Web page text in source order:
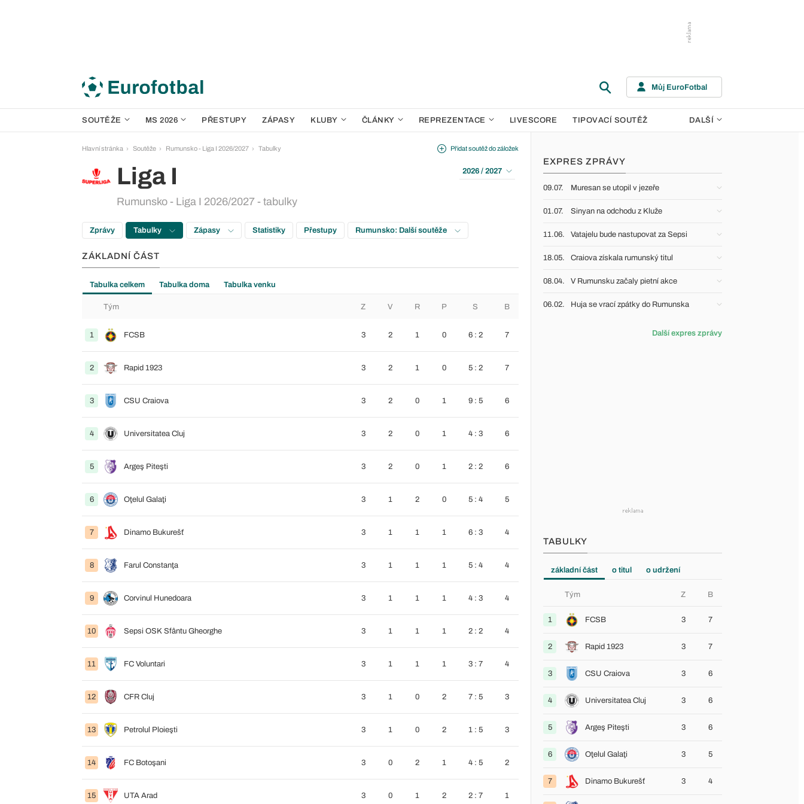
Můj EuroFotbal
SOUTĚŽE MS 2026 PŘESTUPY ZÁPASY KLUBY ČLÁNKY REPREZENTACE LIVESCORE TIPOVACÍ SOUTĚŽ DALŠÍ
Hlavní stránka Soutěže Rumunsko - Liga I 2026/2027 Tabulky
Liga I
Rumunsko - Liga I 2026/2027 - tabulky
Přidat soutěž do záložek
2026 / 2027
Zprávy Tabulky Zápasy Statistiky Přestupy Rumunsko: Další soutěže
ZÁKLADNÍ ČÁST
Tabulka celkem Tabulka doma Tabulka venku
Tým Z V R P S B
1 FCSB 3 2 1 0 6 : 2 7
2 Rapid 1923 3 2 1 0 5 : 2 7
3 CSU Craiova 3 2 0 1 9 : 5 6
4 Universitatea Cluj 3 2 0 1 4 : 3 6
5 Argeş Piteşti 3 2 0 1 2 : 2 6
6 Oţelul Galaţi 3 1 2 0 5 : 4 5
7 Dinamo Bukurešť 3 1 1 1 6 : 3 4
8 Farul Constanţa 3 1 1 1 5 : 4 4
9 Corvinul Hunedoara 3 1 1 1 4 : 3 4
10 Sepsi OSK Sfântu Gheorghe 3 1 1 1 2 : 2 4
11 FC Voluntari 3 1 1 1 3 : 7 4
12 CFR Cluj 3 1 0 2 7 : 5 3
13 Petrolul Ploieşti 3 1 0 2 1 : 5 3
14 FC Botoşani 3 0 2 1 4 : 5 2
15 UTA Arad 3 0 1 2 2 : 7 1
EXPRES ZPRÁVY
09.07. Muresan se utopil v jezeře
01.07. Sinyan na odchodu z Kluže
11.06. Vatajelu bude nastupovat za Sepsi
18.05. Craiova získala rumunský titul
08.04. V Rumunsku začaly pietní akce
06.02. Huja se vrací zpátky do Rumunska
Další expres zprávy
TABULKY
základní část o titul o udržení
Tým Z B
1 FCSB 3 7
2 Rapid 1923 3 7
3 CSU Craiova 3 6
4 Universitatea Cluj 3 6
5 Argeş Piteşti 3 6
6 Oţelul Galaţi 3 5
7 Dinamo Bukurešť 3 4